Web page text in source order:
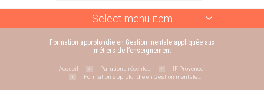
Select menu item
Formation approfondie en Gestion mentale appliquée aux
métiers de l’enseignement
Accueil Parutions récentes
IF Provence
Formation approfondie en Gestion mentale...